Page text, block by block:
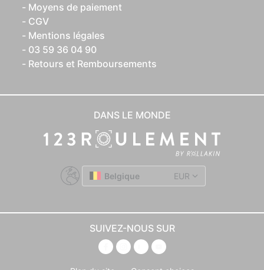
Moyens de paiement
CGV
Mentions légales
03 59 36 04 90
Retours et Remboursements
DANS LE MONDE
Belgique EUR
SUIVEZ-NOUS SUR